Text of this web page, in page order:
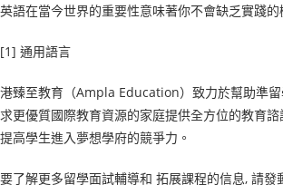
英語在當今世界的重要性意味著你不會缺乏實踐的
[1] 通用語言
港臻至教育（Ampla Education）致力於幫助準
求更優質國際教育資源的家庭提供全方位的教育
提高學生進入夢想學府的競爭力。
要了解更多留學面試輔導和 拓展課程的信息, 請